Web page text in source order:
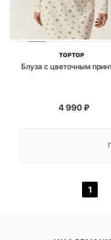
TOPTOP
Блуза с цветочным
4 990₽
1